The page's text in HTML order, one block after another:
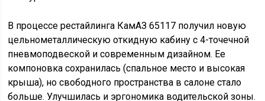
КамАЗ 65117 получил задний привод и использовался
аналогично большинству подобных моделей – для
дальних поездок и работы в черте города с целью
перевозки значительных объемов груза.
Дополнительные надстройки позволяли получить